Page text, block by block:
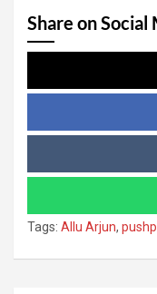
Share on Social
Tags: Allu Arjun,